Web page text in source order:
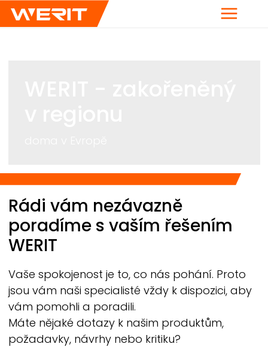
Menu
Breadcrumb
Rádi vám nezávazně
poradíme s vaším řešením
WERIT
Vaše spokojenost je to, co nás pohání. Proto
jsou vám naši specialisté vždy k dispozici, aby
vám pomohli a poradili.
Máte nějaké dotazy k našim produktům,
požadavky, návrhy nebo kritiku?